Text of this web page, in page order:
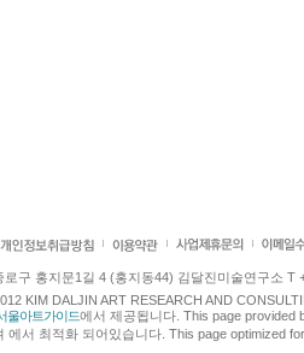
로구 홍지문1길 4 (홍지동44) 김달진미술연구소 T
KIM DALJIN ART RESEARCH AND
울아트가이드에서 제공됩니다. This page provided
에서 최적화 되어있습니다. This page optimized